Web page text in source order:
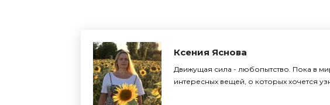
Ксения Яснова
Движущая сила - любопытство. Пока в
интересных вещей, о которых хочется